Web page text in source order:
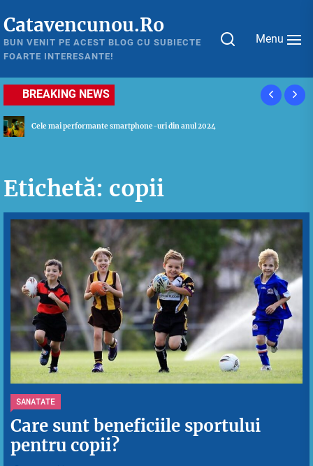
to
the
content
Catavencunou.Ro
BUN VENIT PE ACEST BLOG CU SUBIECTE
FOARTE INTERESANTE!
Menu
BREAKING NEWS
Ghid util pentru a alege cel mai potrivit laptop in 2024
Etichetă: copii
SANATATE
Care sunt beneficiile sportului
pentru copii?